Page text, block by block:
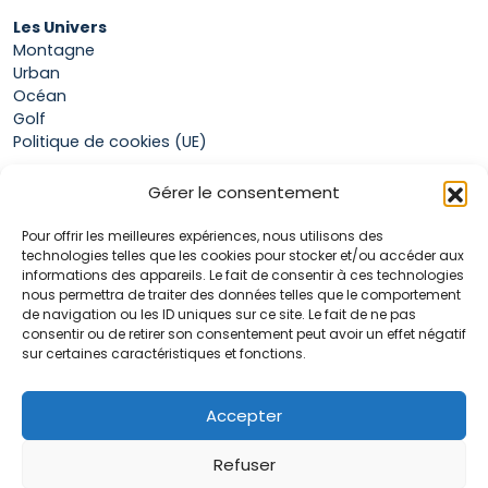
Gérer le consentement
Pour offrir les meilleures expériences, nous utilisons des
technologies telles que les cookies pour stocker et/ou accéder aux
informations des appareils. Le fait de consentir à ces technologies
nous permettra de traiter des données telles que le comportement
de navigation ou les ID uniques sur ce site. Le fait de ne pas
consentir ou de retirer son consentement peut avoir un effet négatif
sur certaines caractéristiques et fonctions.
Accepter
Refuser
Les Univers
Montagne
Urban
Océan
Golf
Politique de cookies (UE)
Mon compte
Panier
Conditions générales de vente
La marque Hop & Down
Plan du site